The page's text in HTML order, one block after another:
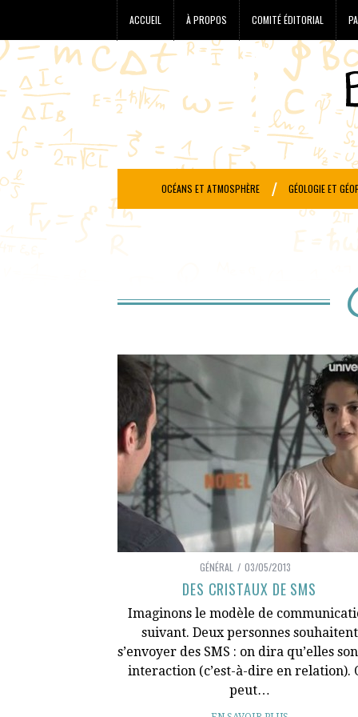
ACCUEIL À PROPOS COMITÉ ÉDITORIAL
OCÉANS ET ATMOSPHÈRE GÉOLOGIE ET
GÉNÉRAL 03/05/2013
DES CRISTAUX DE SMS
Imaginons le modèle de
suivant. Deux personnes souhaitent
s’envoyer des SMS : on dira qu’elles
interaction (c’est-à-dire en relation).
peut…